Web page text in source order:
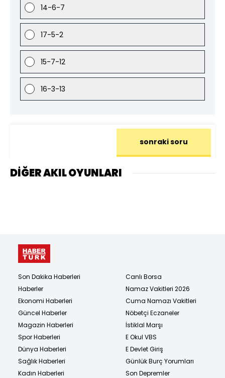
14-6-7
17-5-2
15-7-12
16-3-13
sonraki soru
DİĞER AKIL OYUNLARI
Son Dakika Haberleri
Haberler
Ekonomi Haberleri
Güncel Haberler
Magazin Haberleri
Spor Haberleri
Dünya Haberleri
Sağlık Haberleri
Kadın Haberleri
Canlı Borsa
Namaz Vakitleri 2026
Cuma Namazı Vakitleri
Nöbetçi Eczaneler
İstiklal Marşı
E Okul VBS
E Devlet Giriş
Günlük Burç Yorumları
Son Depremler